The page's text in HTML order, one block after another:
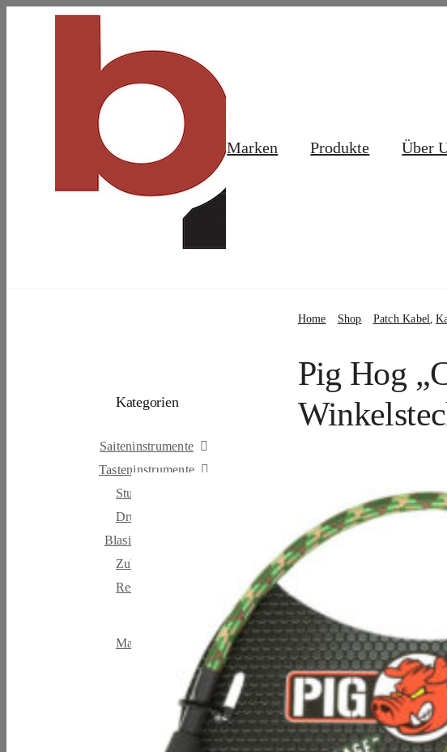
Marken Produkte Über
Home Shop Patch Kabel
Kategorien
Saiteninstrumente
Tasteninstrumente
Studio & Broadcast
Drums & Percussion
Blasinstrumente
Zubehör
Restposten & B-Ware
Marken
Pig Hog